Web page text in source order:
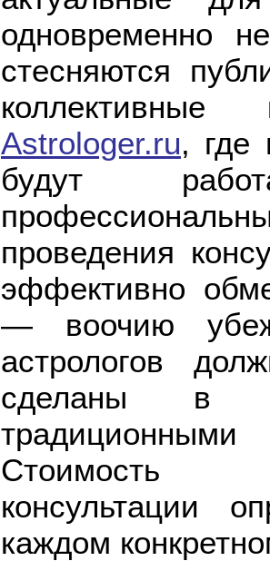
одновременно
стесняются
Astrologer.ru, где
будут
проведения
эффективно
— воочию
астрологов
сделаны в
Стоимость
консультации
каждом